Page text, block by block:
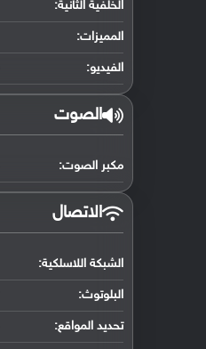
الخلفية الثانية:
المميزات:
الفيديو:
الصوت
مكبر الصوت:
الاتصال
الشبكة اللاسلكية:
البلوتوث:
تحديد المواقع: